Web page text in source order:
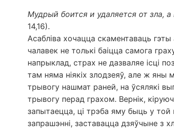
Мудрый боится и удаляется от зла,
14,16).
Асабліва хочацца скаментаваць
чалавек не толькі баіцца самога
напрыклад, страх не дазваляе ісці
там няма ніякіх злодзеяў, але ж яны
трывогу нашмат раней, на ўсялякі
трывогу перад грахом. Вернік,
запытаецца, ці трэба яму быць у той
запрашэнні, заставацца дзяўчыне з